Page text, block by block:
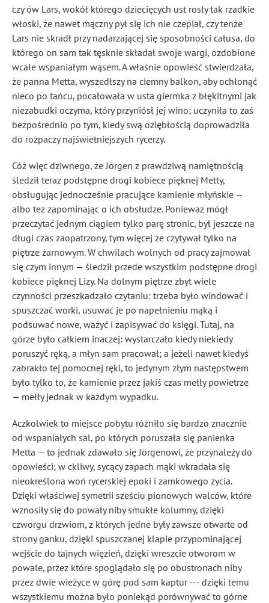
czy ów Lars, wokół którego dziecięcych ust rosły tak rzadkie
włoski, że nawet mączny pył się ich nie czepiał, czy tenże
Lars nie skradł przy nadarzającej się sposobności całusa, do
którego on sam tak tęsknie składał swoje wargi, ozdobione
wcale wspaniałym wąsem. A właśnie opowieść stwierdzała,
że panna Metta, wyszedłszy na ciemny balkon, aby ochłonąć
nieco po tańcu, pocałowała w usta giermka z błękitnymi jak
niezabudki oczyma, który przyniósł jej wino; uczyniła to zaś
bezpośrednio po tym, kiedy swą oziębłością doprowadziła
do rozpaczy najświetniejszych rycerzy.
Cóż więc dziwnego, że Jörgen z prawdziwą namiętnością
śledził teraz podstępne drogi kobiece pięknej Metty,
obsługując jednocześnie pracujące kamienie młyńskie —
albo też zapominając o ich obsłudze. Ponieważ mógł
przeczytać jednym ciągiem tylko parę stronic, był jeszcze na
długi czas zaopatrzony, tym więcej że czytywał tylko na
piętrze żarnowym. W chwilach wolnych od pracy zajmował
się czym innym — śledził przede wszystkim podstępne drogi
kobiece pięknej Lizy. Na dolnym piętrze zbyt wiele
czynności przeszkadzało czytaniu: trzeba było windować i
spuszczać worki, usuwać je po napełnieniu mąką i
podsuwać nowe, ważyć i zapisywać do księgi. Tutaj, na
górze było całkiem inaczej: wystarczało kiedy niekiedy
poruszyć ręką, a młyn sam pracował; a jeżeli nawet kiedyś
zabrakło tej pomocnej ręki, to jedynym złym następstwem
było tylko to, że kamienie przez jakiś czas mełły powietrze
— mełły jednak w każdym wypadku.
Aczkolwiek to miejsce pobytu różniło się bardzo znacznie
od wspaniałych sal, po których poruszała się panienka
Metta — to jednak zdawało się Jörgenowi, że przynależy do
opowieści; w ckliwy, sycący zapach mąki wkradała się
nieokreślona woń rycerskiej epoki i zamkowego życia.
Dzięki właściwej symetrii sześciu pionowych walców, które
wznosiły się do powałyniby smukłe kolumny, dzięki
czworgu drzwiom, z których jedne były zawsze otwarte od
strony ganku, dzięki spuszczanej klapie przypominającej
wejście do tajnych więzień, dzięki wreszcie otworom w
powale, przez które spoglądało się po obustronach niby
przez dwie wieżyce w górę pod sam kaptur --- dzięki temu
wszystkiemu można było poniekąd porównywać to górne